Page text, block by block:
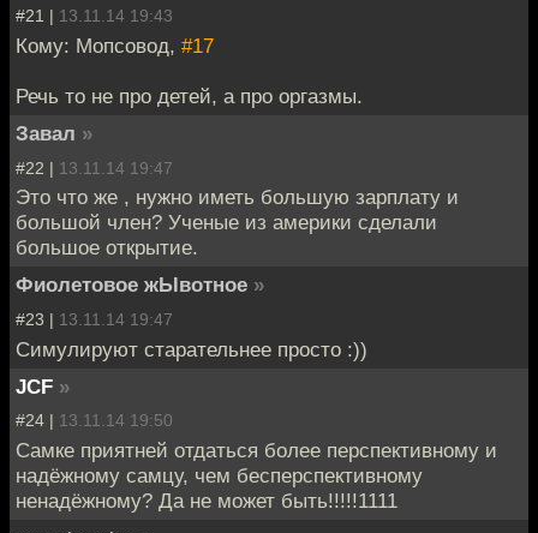
#21 | 13.11.14 19:43
Кому: Мопсовод, #17
Речь то не про детей, а про оргазмы.
Завал »
#22 | 13.11.14 19:47
Это что же , нужно иметь большую зарплату и
большой член? Ученые из америки сделали
большое открытие.
Фиолетовое жЫвотное »
#23 | 13.11.14 19:47
Симулируют старательнее просто :))
JCF »
#24 | 13.11.14 19:50
Самке приятней отдаться более перспективному и
надёжному самцу, чем бесперспективному
ненадёжному? Да не может быть!!!!!1111